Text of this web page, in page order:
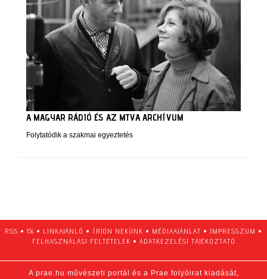
A MAGYAR RÁDIÓ ÉS AZ MTVA ARCHÍVUM
Folytatódik a szakmai egyeztetés
RSS • 1% • LINKAJÁNLÓ • ÍRJON NEKÜNK • MÉDIAAJÁNLAT • IMPRESSZUM •
FELHASZNÁLÁSI FELTÉTELEK • ADATKEZELÉSI TÁJÉKOZTATÓ
A prae.hu művészeti portál és a Prae folyóirat kiadását,